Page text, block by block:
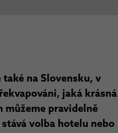
na Slovensku, v
jaká krásná
můžeme pravidelně
volba hotelu nebo